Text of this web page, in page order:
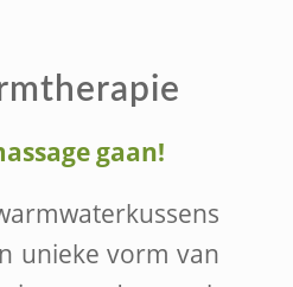
gaan!
unieke vorm van